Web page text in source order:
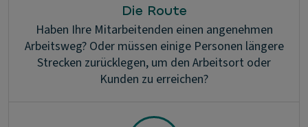
Die Route
Haben Ihre Mitarbeitenden einen angenehmen
Arbeitsweg? Oder müssen einige Personen längere
Strecken zurücklegen, um den Arbeitsort oder
Kunden zu erreichen?